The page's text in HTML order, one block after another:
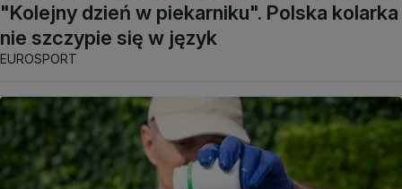
"Kolejny dzień w piekarniku". Polska kolarka
nie szczypie się w język
EUROSPORT